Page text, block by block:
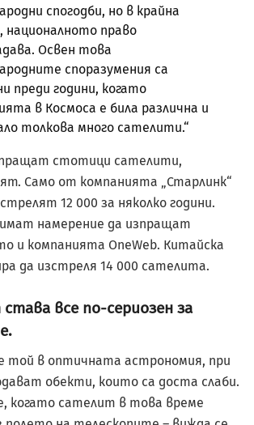
спогодби, но в крайна
националното право
Освен това
споразумения са
преди години, когато
в Космоса е била различна и
толкова много сателити.“
стотици сателити,
Само от компанията „Старлинк“
12 000 за няколко години.
имат намерение да изпращат
и компанията OneWeb. Китайска
да изстреля 14 000 сателита.
все по-сериозен за
той в оптичната астрономия, при
обекти, които са доста слаби.
когато сателит в това време